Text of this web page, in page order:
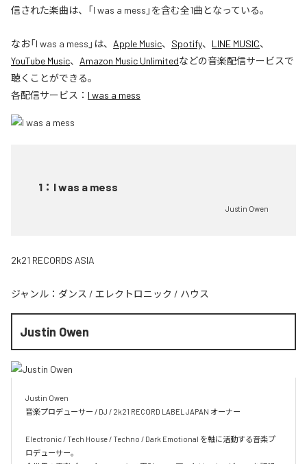
信された楽曲は、「I was a mess」を含む全1曲となっている。
なお「I was a mess 」は、 Apple Music、 Spotify、 LINE MUSIC、
YouTube Music、 Amazon Music Unlimitedなどの音楽配信サービスで
聴くことができる。
各配信サービス： I was a mess
1 ： I was a mess
Justin Owen
2k21 RECORDS ASIA
ジャンル： ダンス / エレクトロニック / ハウス
Justin Owen
Justin Owen
音楽プロデューサー / DJ / 2k21 RECORD LABEL JAPAN オーナー
Electronic / Tech House / Techno / Dark Emotional を軸に活動する音楽プ
ロデューサー。